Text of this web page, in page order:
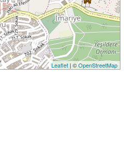
Leaflet| ©OpenStreetMap